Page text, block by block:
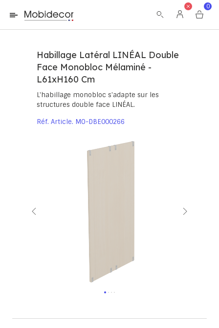
La boutique ne fonctionnera pas correctement dans le cas où
les cookies sont désactivés.
0
Habillage Latéral LINÉAL Double
Face Monobloc Mélaminé -
L61xH160 Cm
L'habillage monobloc s'adapte sur les
structures double face LINÉAL.
Réf. Article MO-DBE000266